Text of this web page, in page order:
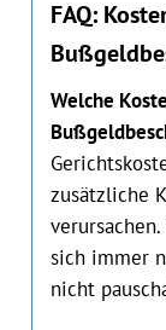
FAQ:
Welche
zusätzliche
sich immer
nicht